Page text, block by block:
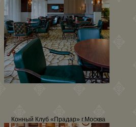
Конный Клуб «Прадар» г.Москва